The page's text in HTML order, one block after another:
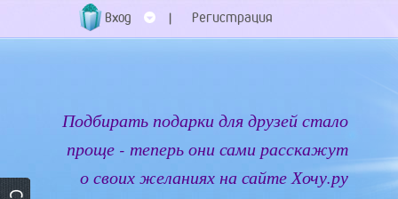
Вход | Регистрация
Подбирать подарки для друзей стало
проще - теперь они сами расскажут
о своих желаниях на сайте Хочу.ру